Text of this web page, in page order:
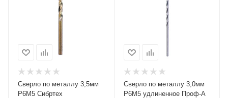
Сверло по металлу 3,5мм
Р6М5 Сибртех
Сверло по металлу 3,0мм
Р6М5 удлиненное Проф-А